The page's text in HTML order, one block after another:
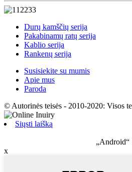
Durų kamščių serija
Pakabinamų ratų serija
Kablio serija
Rankenų serija
Susisiekite su mumis
Apie mus
Paroda
© Autorinės teisės - 2010-2020: Visos
Siųsti laišką
„Android“
x